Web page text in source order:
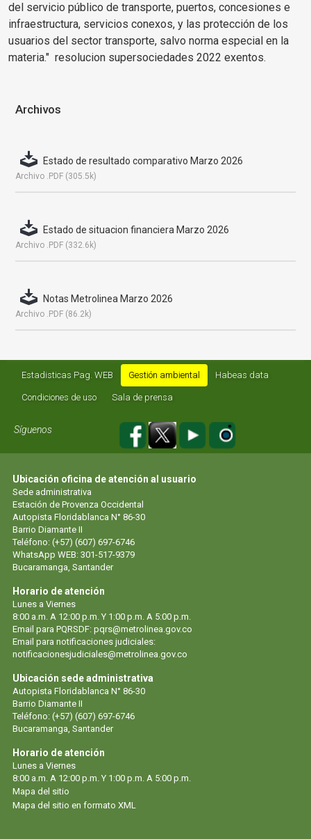
del servicio público de transporte, puertos, concesiones e
infraestructura, servicios conexos, y las protección de los
usuarios del sector transporte, salvo norma especial en la
materia." resolucion supersociedades 2022 exentos.
Archivos
Estado de resultado comparativo Marzo 2026
Archivo .PDF (305.5k)
Estado de situacion financiera Marzo 2026
Archivo .PDF (332.6k)
Notas Metrolinea Marzo 2026
Archivo .PDF (86.2k)
Estadisticas Pag. WEB Gestión ambiental Habeas data
Condiciones de uso Sala de prensa
Síguenos
Ubicación oficina de atención al usuario
Sede administrativa
Estación de Provenza Occidental
Autopista Floridablanca N° 86-30
Barrio Diamante II
Teléfono: (+57) (607) 697-6746
WhatsApp WEB: 301-517-9379
Bucaramanga, Santander
Horario de atención
Lunes a Viernes
8:00 a.m. A 12:00 p.m. Y 1:00 p.m. A 5:00 p.m.
Email para PQRSDF: pqrs@metrolinea.gov.co
Email para notificaciones judiciales:
notificacionesjudiciales@metrolinea.gov.co
Ubicación sede administrativa
Autopista Floridablanca N° 86-30
Barrio Diamante II
Teléfono: (+57) (607) 697-6746
Bucaramanga, Santander
Horario de atención
Lunes a Viernes
8:00 a.m. A 12:00 p.m. Y 1:00 p.m. A 5:00 p.m.
Mapa del sitio
Mapa del sitio en formato XML